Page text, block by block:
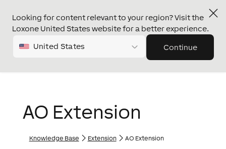
Looking for content relevant to your region? Visit the
Loxone United States website for a better experience.
United States Continue
AO Extension
Knowledge Base Extension AO Extension